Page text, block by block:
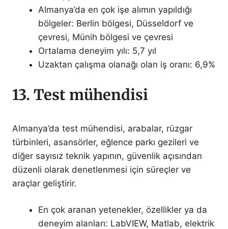
Almanya’da en çok işe alımın yapıldığı
bölgeler: Berlin bölgesi, Düsseldorf ve
çevresi, Münih bölgesi ve çevresi
Ortalama deneyim yılı: 5,7 yıl
Uzaktan çalışma olanağı olan iş oranı: 6,9%
13. Test mühendisi
Almanya’da test mühendisi, arabalar, rüzgar
türbinleri, asansörler, eğlence parkı gezileri ve
diğer sayısız teknik yapının, güvenlik açısından
düzenli olarak denetlenmesi için süreçler ve
araçlar geliştirir.
En çok aranan yetenekler, özellikler ya da
deneyim alanları: LabVIEW, Matlab, elektrik